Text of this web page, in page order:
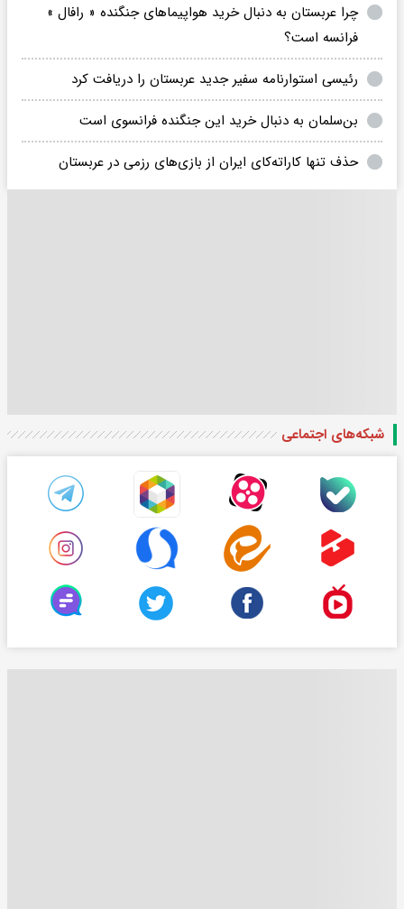
چرا عربستان به دنبال خرید هواپیماهای جنگنده « رافال »
فرانسه است؟
رئیسی استوارنامه سفیر جدید عربستان را دریافت کرد
بن‌سلمان به دنبال خرید این جنگنده فرانسوی است
حذف تنها کاراته‌کای ایران از بازی‌های رزمی در عربستان
شبکه‌های اجتماعی